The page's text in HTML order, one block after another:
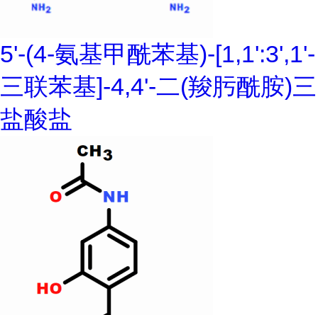
5'-(4-氨基甲酰苯基)-[1,1':3',1'-
三联苯基]-4,4'-二(羧肟酰胺)三
盐酸盐